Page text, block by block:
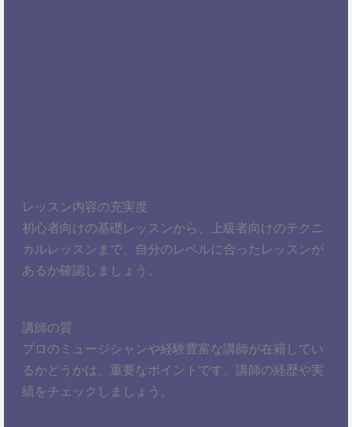
レッスン内容の充実度
初心者向けの基礎レッスンから、上級者向けのテクニ
カルレッスンまで、自分のレベルに合ったレッスンが
あるか確認しましょう。
講師の質
プロのミュージシャンや経験豊富な講師が在籍してい
るかどうかは、重要なポイントです。講師の経歴や実
績をチェックしましょう。